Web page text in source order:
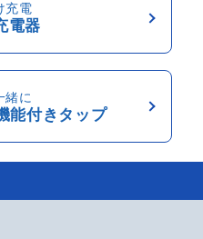
充電
電器
緒に
能付きタップ